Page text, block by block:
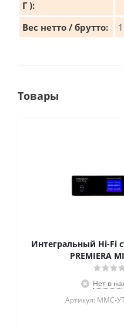
Г ):
Вес нетто / брутто:
Товары
Интегральный Hi-Fi
PREMIERA
Нет в
Артикул: MMC-